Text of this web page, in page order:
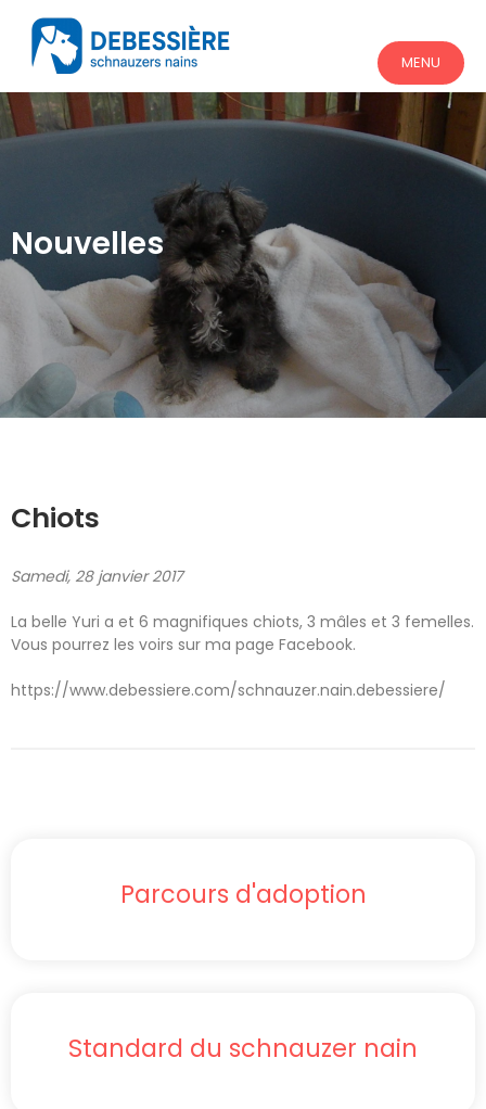
MENU
Nouvelles
Chiots
Samedi, 28 janvier 2017
La belle Yuri a et 6 magnifiques chiots, 3 mâles et 3 femelles.
Vous pourrez les voirs sur ma page Facebook.
https://www.debessiere.com/schnauzer.nain.debessiere/
Parcours d'adoption
Standard du schnauzer nain